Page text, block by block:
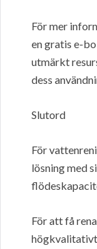
För mer
en gratis e-
utmärkt
dess
Slutord
För
lösning med
För att få